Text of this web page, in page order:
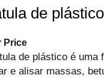
de
Price
de plástico é uma
e alisar massas,